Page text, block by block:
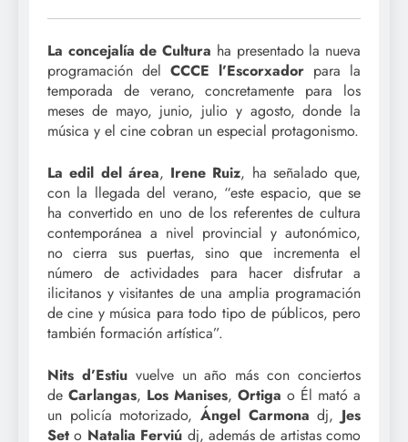
La concejalía de Cultura ha presentado la nueva
programación del CCCE l’Escorxador para la
temporada de verano, concretamente para los
meses de mayo, junio, julio y agosto, donde la
música y el cine cobran un especial protagonismo.
La edil del área, Irene Ruiz, ha señalado que,
con la llegada del verano, “este espacio, que se
ha convertido en uno de los referentes de cultura
contemporánea a nivel provincial y autonómico,
no cierra sus puertas, sino que incrementa el
número de actividades para hacer disfrutar a
ilicitanos y visitantes de una amplia programación
de cine y música para todo tipo de públicos, pero
también formación artística”.
Nits d’Estiuvuelve un año más con conciertos
de Carlangas, Los Manises, Ortiga o Él mató a
un policía motorizado, Ángel Carmona dj, Jes
Set o Natalia Ferviú dj, además de artistas como